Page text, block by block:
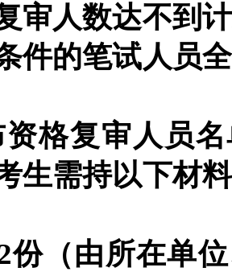
审人数达不到
件的笔试人员
格复审人员
生需持以下材
份 （由所在单